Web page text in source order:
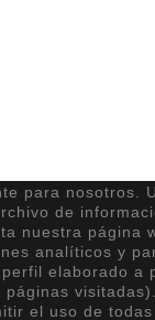
para nosotros.
de
nuestra página
analíticos y
elaborado a
el uso de